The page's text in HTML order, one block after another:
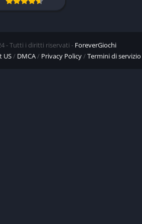
- Tutti i diritti riservati - ForeverGiochi
US/ DMCA/ Privacy Policy/Termini di servizio